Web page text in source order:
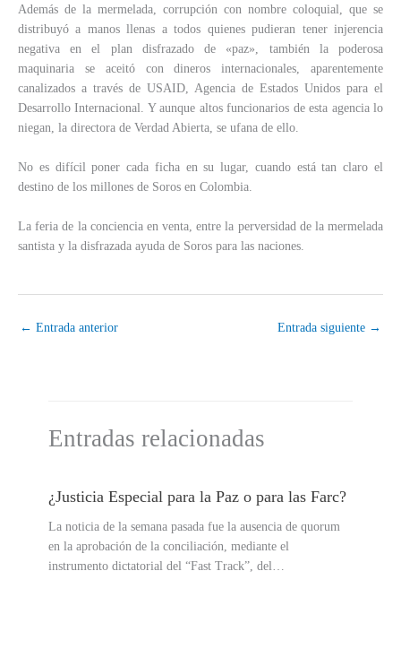
Además de la mermelada, corrupción con nombre coloquial, que se
distribuyó a manos llenas a todos quienes pudieran tener injerencia
negativa en el plan disfrazado de «paz», también la poderosa
maquinaria se aceitó con dineros internacionales, aparentemente
canalizados a través de USAID, Agencia de Estados Unidos para el
Desarrollo Internacional. Y aunque altos funcionarios de esta agencia lo
niegan, la directora de Verdad Abierta, se ufana de ello.
No es difícil poner cada ficha en su lugar, cuando está tan claro el
destino de los millones de Soros en Colombia.
La feria de la conciencia en venta, entre la perversidad de la mermelada
santista y la disfrazada ayuda de Soros para las naciones.
← Entrada anterior Entrada siguiente →
Entradas relacionadas
¿Justicia Especial para la Paz o para las Farc?
La noticia de la semana pasada fue la ausencia de quorum
en la aprobación de la conciliación, mediante el
instrumento dictatorial del “Fast Track”, del…